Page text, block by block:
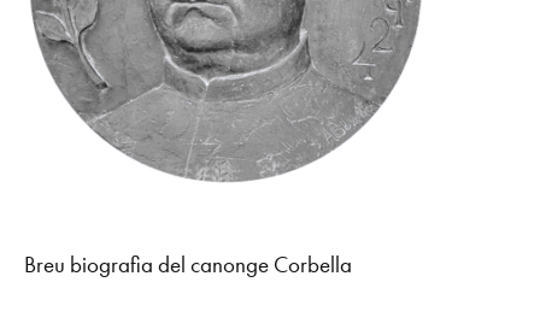
Breu biografia del canonge Corbella